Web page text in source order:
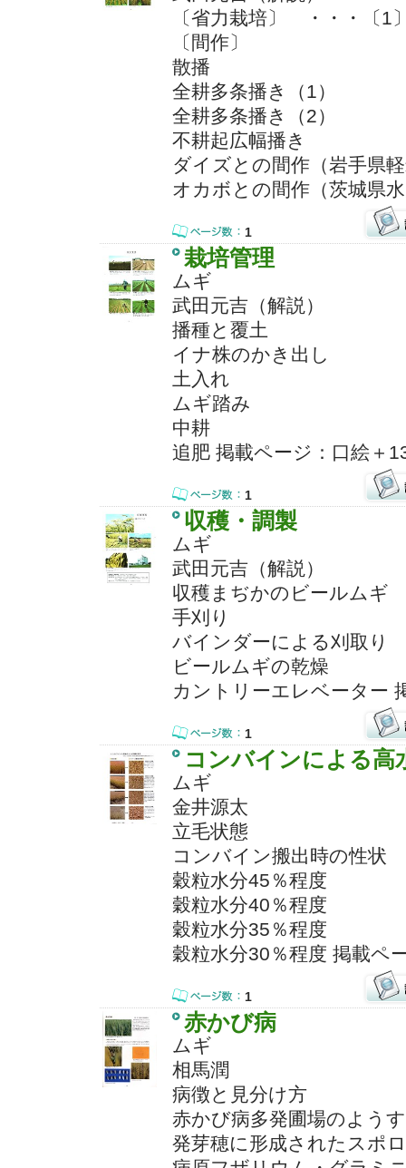
〔省力栽培〕 ・・・〔1
〔間作〕
散播
全耕多条播き（1）
全耕多条播き（2）
不耕起広幅播き
ダイズとの間作（岩手県
オカボとの間作（茨城県
1
栽培管理
ムギ
武田元吉（解説）
播種と覆土
イナ株のかき出し
土入れ
ムギ踏み
中耕
追肥 掲載ページ：口絵＋
1
収穫・調製
ムギ
武田元吉（解説）
収穫まぢかのビールムギ
手刈り
バインダーによる刈取り
ビールムギの乾燥
カントリーエレベーター
1
コンバインによる高
ムギ
金井源太
立毛状態
コンバイン搬出時の性状
穀粒水分45％程度
穀粒水分40％程度
穀粒水分35％程度
穀粒水分30％程度 掲載ペ
1
赤かび病
ムギ
相馬潤
病徴と見分け方
赤かび病多発圃場のようす
発芽穂に形成されたスポ